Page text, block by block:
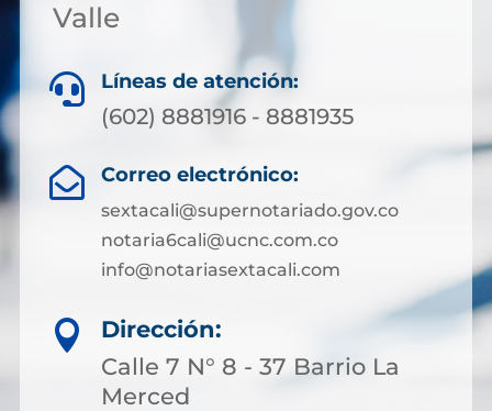
Valle
 Líneas de atención:
(602) 8881916 - 8881935
 Correo electrónico:
sextacali@supernotariado.gov.co
notaria6cali@ucnc.com.co
info@notariasextacali.com

Dirección:
Calle 7 N° 8 - 37 Barrio La
Merced